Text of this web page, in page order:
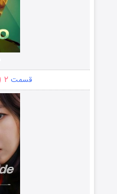
قسمت ۲ (زیرنویس)